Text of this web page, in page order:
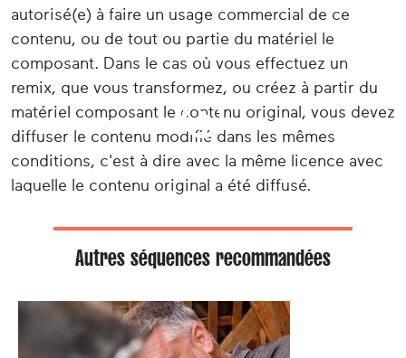
autorisé(e) à faire un usage commercial de ce
contenu, ou de tout ou partie du matériel le
composant. Dans le cas où vous effectuez un
remix, que vous transformez, ou créez à partir du
matériel composant le contenu original, vous devez
diffuser le contenu modifié dans les mêmes
conditions, c'est à dire avec la même licence avec
laquelle le contenu original a été diffusé.
Autres séquences recommandées